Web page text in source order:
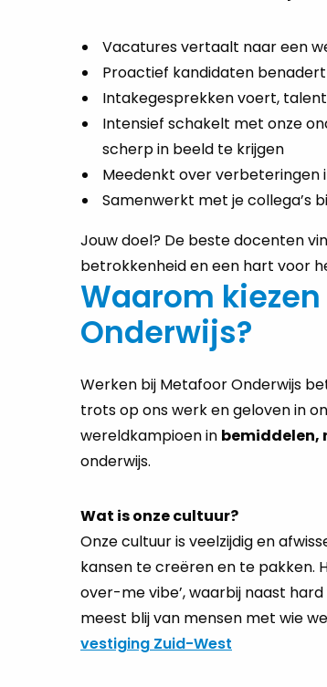
Vacatures vertaalt naar een
Proactief kandidaten
Intakegesprekken voert,
Intensief schakelt met onze
scherp in beeld te krijgen
Meedenkt over
Samenwerkt met je collega’s
Jouw doel? De beste docenten
betrokkenheid en een hart voor
Waarom
Onderwijs?
Werken bij Metafoor Onderwijs
trots op ons werk en geloven in
wereldkampioen in bemiddelen,
onderwijs.
Wat is onze cultuur?
Onze cultuur is veelzijdig en
kansen te creëren en te pakken.
over-me vibe’, waarbij naast
meest blij van mensen met wie
vestiging Zuid-West